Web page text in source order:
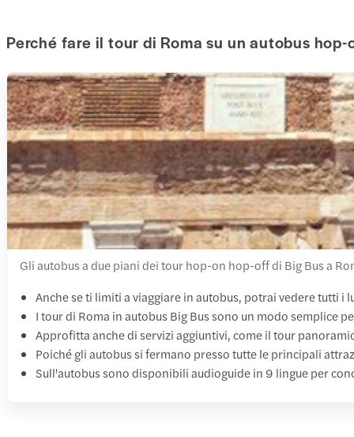
Perché fare il tour di Roma su un autobus
Gli autobus a due piani dei tour hop-on hop-off di Big Bus a
Anche se ti limiti a viaggiare in autobus, potrai vedere tutti
I tour di Roma in autobus Big Bus sono un modo semplice
Approfitta anche di servizi aggiuntivi, come il tour
Poiché gli autobus si fermano presso tutte le principali
Sull'autobus sono disponibili audioguide in 9 lingue per